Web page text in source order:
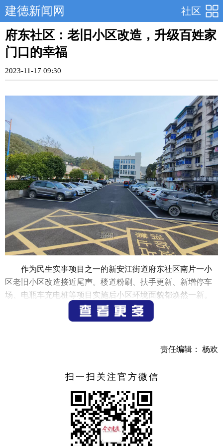
社区
建德新闻网
府东社区：老旧小区改造，升级百姓家
门口的幸福
2023-11-17 09:30
作为民生实事项目之一的新安江街道府东社区南片一小
区老旧小区改造接近尾声。楼道粉刷、扶手更新、新增停车
场、电瓶车充电桩等项目实施后小区环境面貌都焕然一新。
“电动自行车、电动汽车充电问题能尽快解决就是最大的
东社区结合党建统领，楼里微光推进的工作，通过楼里微光
改造意见。在改造过程中发挥楼道红管家、老旧小区监督队
的作用，与施工方一起推进老旧小区有序改造，真正为老百
姓解决实实在在的需求。
“我们南片小区是老小区了，现在政府为我们免费改造，
小区整体环境有了很大改变。”南片小区康安路20幢居民郑娟
责任编辑： 杨欢
扫一扫关注官方微信